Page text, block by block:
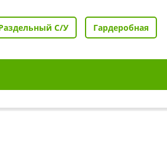
С/У Гардеробная